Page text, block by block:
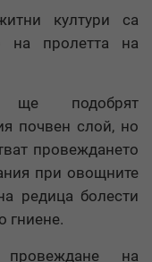
култури са
на пролетта на
ще подобрят
почвен слой, но
провеждането
при овощните
редица болести
гниене.
на